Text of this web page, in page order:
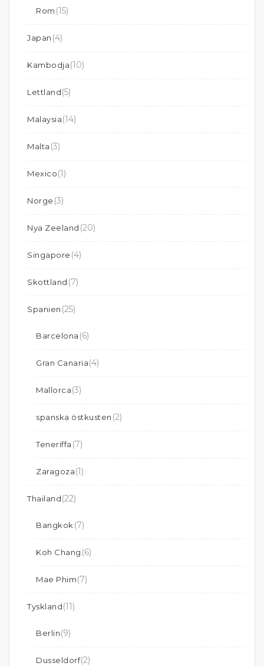
Rom (15)
Japan (4)
Kambodja(10)
Lettland(5)
Malaysia(14)
Malta (3)
Mexico(1)
Norge (3)
Nya Zeeland (20)
Singapore (4)
Skottland (7)
Spanien (25)
Barcelona (6)
Gran Canaria(4)
Mallorca(3)
spanska östkusten (2)
Teneriffa (7)
Zaragoza(1)
Thailand(22)
Bangkok (7)
Koh Chang (6)
Mae Phim(7)
Tyskland(11)
Berlin(9)
Dusseldorf(2)